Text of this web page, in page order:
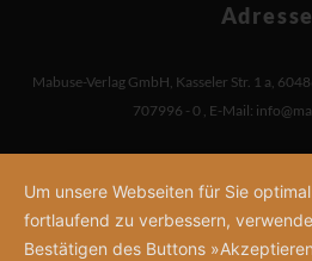
Adresse
Mabuse-Verlag GmbH Kasseler Str. 1 a
707996 - 0 E-Mail:
Um unsere Webseiten für Sie
fortlaufend zu verbessern,
Bestätigen des Buttons